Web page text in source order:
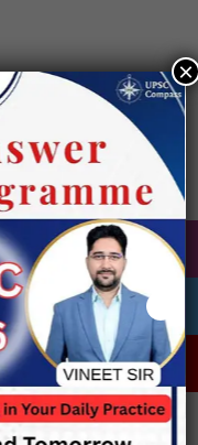
में भ्रष्टाचार
परीक्षण
प्रवर्तन,
होती है
ड्राइविंग
लेन अनुशासन
×